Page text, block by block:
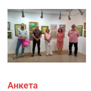
Анкета